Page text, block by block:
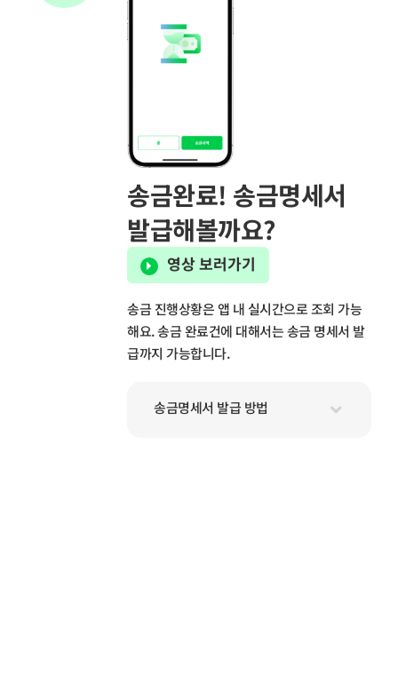
송금완료! 송금명세서
발급해볼까요?
영상 보러가기
송금 진행상황은 앱 내 실시간으로 조회 가능
해요. 송금 완료건에 대해서는 송금 명세서 발
급까지 가능합니다.
송금명세서 발급 방법